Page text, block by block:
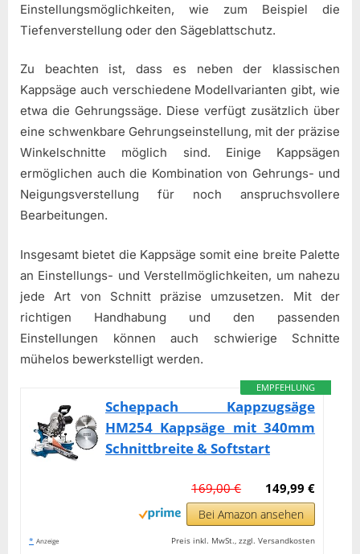
Einstellungsmöglichkeiten, wie zum Beispiel die
Tiefenverstellung oder den Sägeblattschutz.
Zu beachten ist, dass es neben der klassischen
Kappsäge auch verschiedene Modellvarianten gibt, wie
etwa die Gehrungssäge. Diese verfügt zusätzlich über
eine schwenkbare Gehrungseinstellung, mit der präzise
Winkelschnitte möglich sind. Einige Kappsägen
ermöglichen auch die Kombination von Gehrungs- und
Neigungsverstellung für noch anspruchsvollere
Bearbeitungen.
Insgesamt bietet die Kappsäge somit eine breite Palette
an Einstellungs- und Verstellmöglichkeiten, um nahezu
jede Art von Schnitt präzise umzusetzen. Mit der
richtigen Handhabung und den passenden
Einstellungen können auch schwierige Schnitte
mühelos bewerkstelligt werden.
EMPFEHLUNG
Scheppach Kappzugsäge
HM254 Kappsäge mit 340mm
Schnittbreite & Softstart
149,99 €
169,00 €
Bei Amazon ansehen
* Anzeige Preis inkl. MwSt., zzgl. Versandkosten